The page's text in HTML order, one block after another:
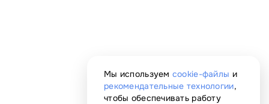
Мы используем cookie-файлы и
рекомендательные технологии,
чтобы обеспечивать работу